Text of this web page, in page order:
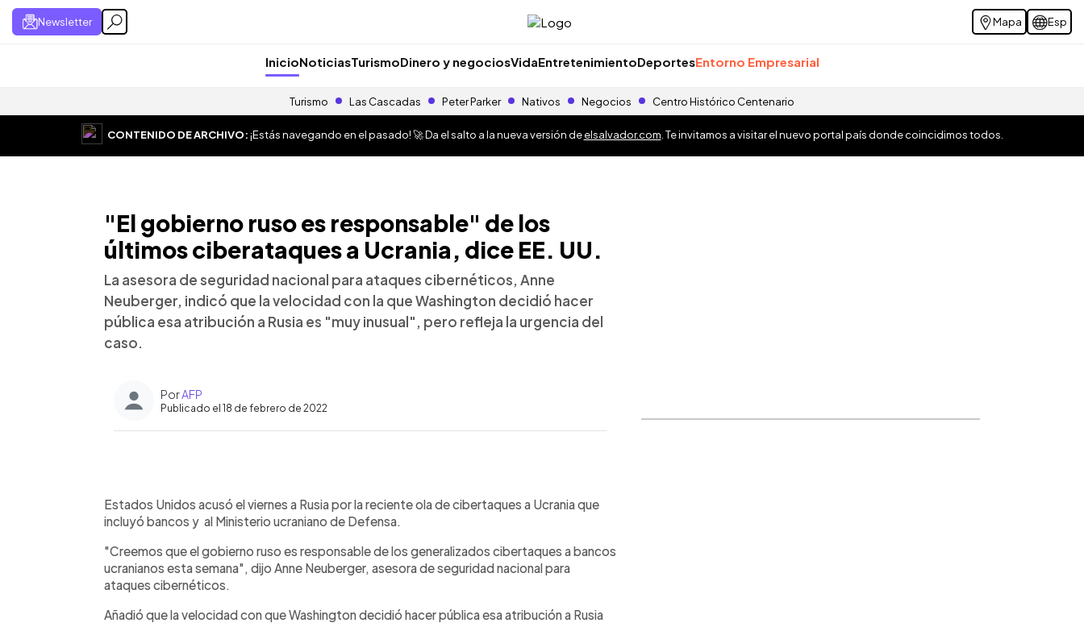
Newsletter Mapa Esp
InicioNoticiasTurismoDinero y negociosVidaEntretenimientoDeportesEntorno Empresarial
Turismo Las Cascadas Peter Parker Nativos Negocios Centro Histórico Centenario
CONTENIDO DE ARCHIVO:¡Estás navegando en el pasado! 🚀 Da el salto a la nueva versión deelsalvador.com . Te invitamos a visitar el nuevo portal país donde coincidimos todos.
"El gobierno ruso es responsable" de los
últimos ciberataques a Ucrania, dice EE. UU.
La asesora de seguridad nacional para ataques cibernéticos, Anne
Neuberger, indicó que la velocidad con la que Washington decidió hacer
pública esa atribución a Rusia es "muy inusual", pero refleja la urgencia del
caso.
PorAFP
Publicado el 18 de febrero de 2022
► Escuchar artículo
Estados Unidos acusó el viernes a Rusia por la reciente ola de cibertaques a Ucrania que
incluyó bancos y al Ministerio ucraniano de Defensa.
"Creemos que el gobierno ruso es responsable de los generalizados cibertaques a bancos
ucranianos esta semana", dijo Anne Neuberger, asesora de seguridad nacional para
ataques cibernéticos.
Añadió que la velocidad con que Washington decidió hacer pública esa atribución a Rusia